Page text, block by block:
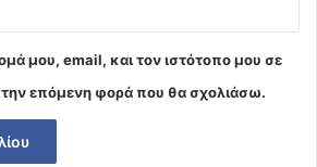
μου, email, και τον ιστότοπο μου σε
την επόμενη φορά που θα σχολιάσω.